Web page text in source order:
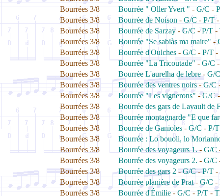
Bourrées 3/8
Bourrée " Oller Yvert "-G/C-
Bourrées 3/8
Bourrée de Noison - G/C - P/T
Bourrées 3/8
Bourrée de Sarzay -G/C -P/T -
Bourrées 3/8
Bourrée "Se sabiàs ma maire" -
Bourrées 3/8
Bourrée d'Oulches - G/C - P/T -
Bourrées 3/8
Bourrée "La Tricoutade"-G/C
Bourrées 3/8
Bourrée L'aurelha de lebre- G/C
Bourrées 3/8
Bourrée des ventres noirs-G/C
Bourrées 3/8
Bourrée "Les vignerons"-G/C
Bourrées 3/8
Bourrée des gars de Lavault de
Bourrées 3/8
Bourrée montagnarde "E que
Bourrées 3/8
Bourrée de Ganioles- G/C -P/T
Bourrées 3/8
Bourrée : Lo bouoli, lo
Bourrées 3/8
Bourrée des voyageurs 1.- G/C
Bourrées 3/8
Bourrée des voyageurs 2. - G/C
Bourrées 3/8
Bourrée des gars 2 -G/C-P/T -
Bourrées 3/8
Bourrée planière de Prat-G/C-
Bourrées 3/8
Bourrée d'Émilie-G/C-P/T-